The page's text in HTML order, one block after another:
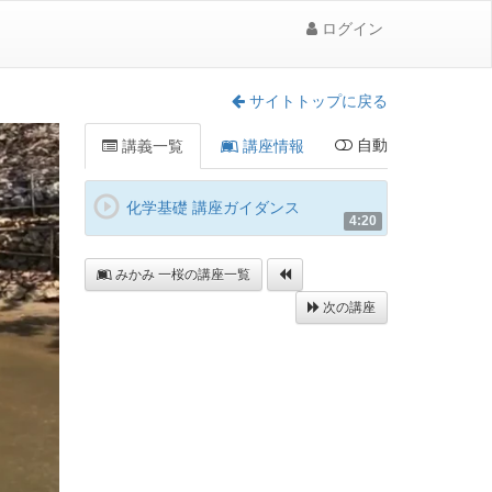
ログイン
サイトトップに戻る
講義一覧 講座情報 自動
4:20
化学基礎 講座ガイダンス
みかみ 一桜の講座一覧
次の講座